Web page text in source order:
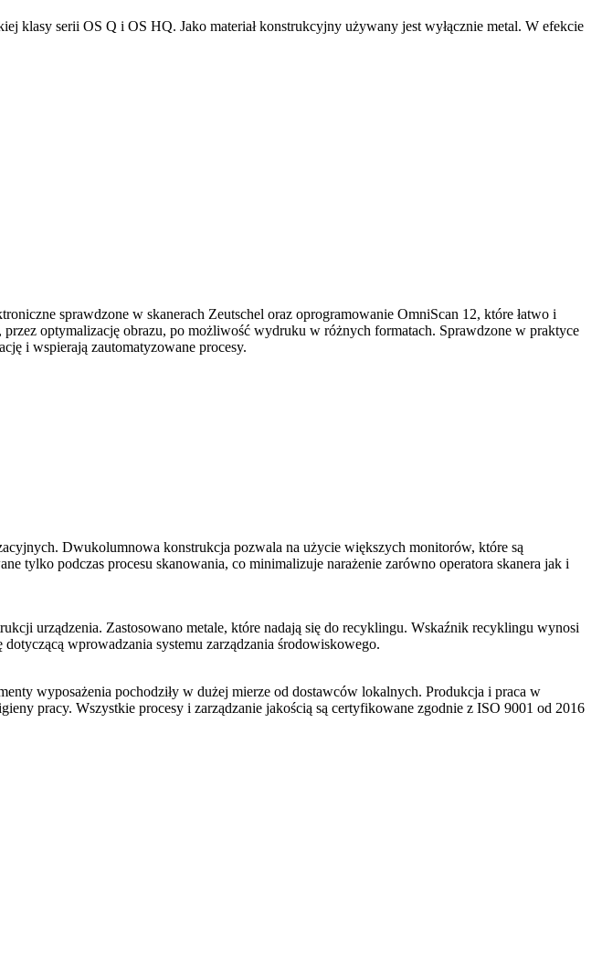
klasy serii OS Q i OS HQ. Jako materiał konstrukcyjny używany jest wyłącznie metal. W efekcie
sprawdzone w skanerach Zeutschel oraz oprogramowanie OmniScan 12, które łatwo i
optymalizację obrazu, po możliwość wydruku w różnych formatach. Sprawdzone w praktyce
i wspierają zautomatyzowane procesy.
Dwukolumnowa konstrukcja pozwala na użycie większych monitorów, które są
tylko podczas procesu skanowania, co minimalizuje narażenie zarówno operatora skanera jak i
urządzenia. Zastosowano metale, które nadają się do recyklingu. Wskaźnik recyklingu wynosi
wprowadzania systemu zarządzania środowiskowego.
wyposażenia pochodziły w dużej mierze od dostawców lokalnych. Produkcja i praca w
pracy. Wszystkie procesy i zarządzanie jakością są certyfikowane zgodnie z ISO 9001 od 2016